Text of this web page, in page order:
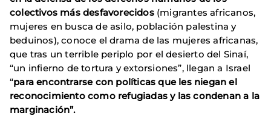
colectivos más desfavorecidos(migrantes africanos,
mujeres en busca de asilo, población palestina y
beduinos), conoce el drama de las mujeres africanas,
que tras un terrible periplo por el desierto del Sinaí,
“un infierno de tortura y extorsiones”, llegan a Israel
“para encontrarse con políticas que les niegan el
reconocimiento como refugiadas y las condenan a la
marginación”.